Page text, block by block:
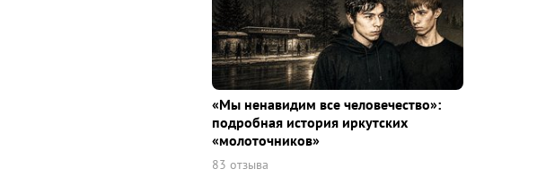
«Мы ненавидим все человечество»:
подробная история иркутских
«молоточников»
83 отзыва